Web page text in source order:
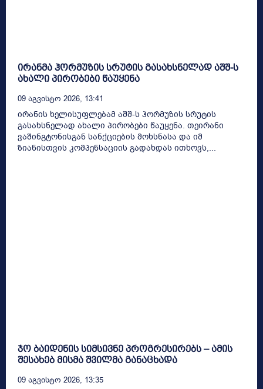
ირანმა ჰორმუზის სრუტის გასახსნელად აშშ-ს
ახალი პირობები წაუყენა
09 Აგვისტო 2026, 13:41
ირანის ხელისუფლებამ აშშ-ს ჰორმუზის სრუტის
გასახსნელად ახალი პირობები წაუყენა. თეირანი
ვაშინგტონისგან სანქციების მოხსნასა და იმ
ზიანისთვის კომპენსაციის გადახდას ითხოვს,...
ჯო ბაიდენის სიმსივნე პროგრესირებს – ამის
შესახებ მისმა შვილმა განაცხადა
09 Აგვისტო 2026, 13:35